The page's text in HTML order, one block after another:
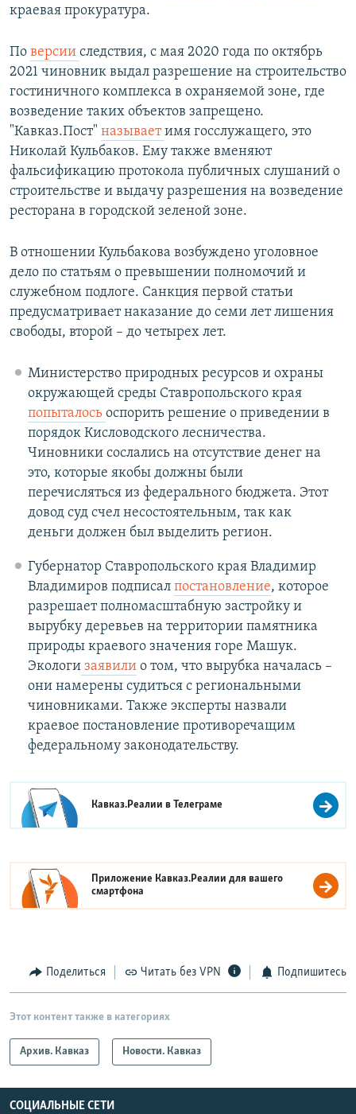
краевая прокуратура.
По версии следствия, с мая 2020 года по октябрь
2021 чиновник выдал разрешение на строительство
гостиничного комплекса в охраняемой зоне, где
возведение таких объектов запрещено.
"Кавказ.Пост" называетимя госслужащего, это
Николай Кульбаков. Ему также вменяют
фальсификацию протокола публичных слушаний о
строительстве и выдачу разрешения на возведение
ресторана в городской зеленой зоне.
В отношении Кульбакова возбуждено уголовное
дело по статьям о превышении полномочий и
служебном подлоге. Санкция первой статьи
предусматривает наказание до семи лет лишения
свободы, второй – до четырех лет.
Министерство природных ресурсов и охраны
окружающей среды Ставропольского края
попыталось оспорить решение о приведении в
порядок Кисловодского лесничества.
Чиновники сослались на отсутствие денег на
это, которые якобы должны были
перечисляться из федерального бюджета. Этот
довод суд счел несостоятельным, так как
деньги должен был выделить регион.
Губернатор Ставропольского края Владимир
Владимиров подписал постановление, которое
разрешает полномасштабную застройку и
вырубку деревьев на территории памятника
природы краевого значения горе Машук.
Экологизаявилио том, что вырубка началась –
они намерены судиться с региональными
чиновниками. Также эксперты назвали
краевое постановление противоречащим
федеральному законодательству.
Кавказ.Реалии вТелеграме
Приложение Кавказ.Реалии для вашего
смартфона
Поделиться Читать без VPN Подпишитесь
Этот контент также в категориях
Архив. Кавказ Новости. Кавказ
СОЦИАЛЬНЫЕ СЕТИ